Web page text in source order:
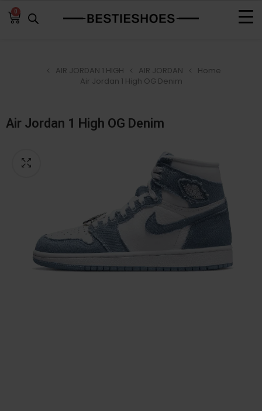
0
Home
AIR JORDAN
AIR JORDAN 1 HIGH
Air Jordan 1 High OG Denim
Air Jordan 1 High OG Denim